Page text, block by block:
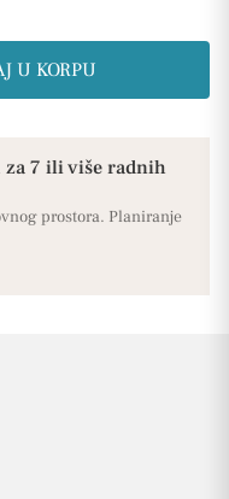
U KORPU
7 ili više radnih
prostora. Planiranje